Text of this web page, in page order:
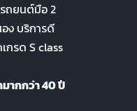
ถยนต์มือ 2
ง บริการดี
รด S class
ากกว่า 40 ปี